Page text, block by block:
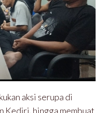
aksi serupa di
Kediri, hingga membuat